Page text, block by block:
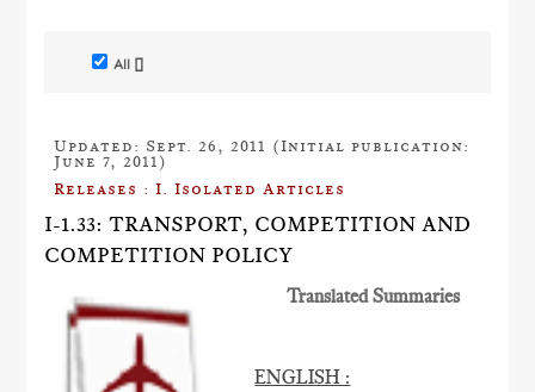
All []
Updated: Sept. 26, 2011 (Initial publication:
June 7, 2011)
Releases : I. Isolated Articles
I-1.33: TRANSPORT, COMPETITION AND
COMPETITION POLICY
Translated Summaries
ENGLISH :